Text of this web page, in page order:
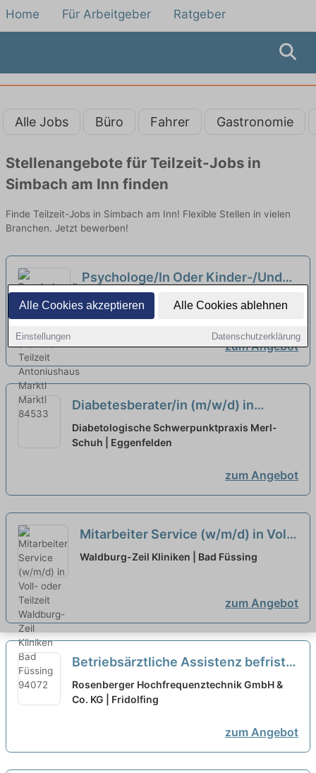
Alle Cookies akzeptieren Alle Cookies ablehnen
Einstellungen Datenschutzerklärung
Home Für Arbeitgeber Ratgeber
Alle Jobs Büro Fahrer Gastronomie
Stellenangebote für Teilzeit-Jobs in
Simbach am Inn finden
Finde Teilzeit-Jobs in Simbach am Inn! Flexible Stellen in vielen
Branchen. Jetzt bewerben!
Psychologe/In Oder Kinder-/Und
Jugendpsychotherapeut/In
(m/w/d) Teilzeit
Antoniushaus Marktl | Marktl
zum Angebot
Diabetesberater/in (m/w/d) in
Voll/Teilzeit, Diabetesassistent/in
DGG (m/w/d), Ökotrophologe/in
Diabetologische Schwerpunktpraxis Merl-
Schuh | Eggenfelden
zum Angebot
Mitarbeiter Service (w/m/d) in Voll-
oder Teilzeit neu
Waldburg-Zeil Kliniken | Bad Füssing
zum Angebot
Betriebsärztliche Assistenz befristet
in Teilzeit (m/w/d) neu
Rosenberger Hochfrequenztechnik GmbH &
Co. KG | Fridolfing
zum Angebot